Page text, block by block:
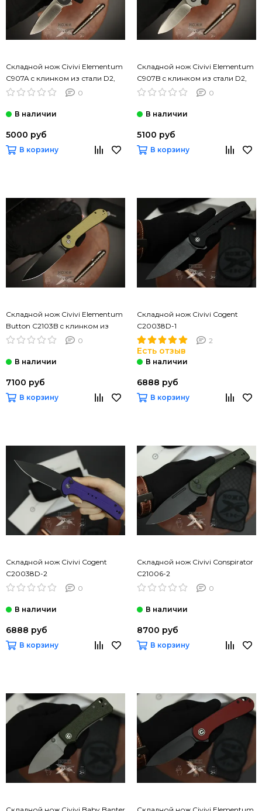
Складной нож Civivi Elementum
C907A c клинком из стали D2,
рукоять G10
0
5000 руб
В корзину
Складной нож Civivi Elementum
C907B c клинком из стали D2,
рукоять G10
0
5100 руб
В корзину
Складной нож Civivi Elementum
Button C2103B c клинком из
стали Sandvik™ 14C28N, рукоять
0
7100 руб
В корзину
Складной нож Civivi Cogent
C20038D-1
2
Есть отзыв
6888 руб
В корзину
Складной нож Civivi Cogent
C20038D-2
0
6888 руб
В корзину
Складной нож Civivi Conspirator
C21006-2
0
8700 руб
В корзину